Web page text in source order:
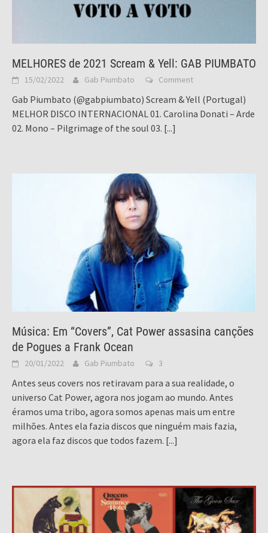
MELHORES de 2021 Scream & Yell: GAB PIUMBATO
15/02/2022 Gab Piumbato Comment
Gab Piumbato (@gabpiumbato) Scream & Yell (Portugal)
MELHOR DISCO INTERNACIONAL 01. Carolina Donati – Arde
02. Mono – Pilgrimage of the soul 03. [...]
Música: Em “Covers”, Cat Power assasina canções
de Pogues a Frank Ocean
20/01/2022 Gab Piumbato 3
Antes seus covers nos retiravam para a sua realidade, o
universo Cat Power, agora nos jogam ao mundo. Antes
éramos uma tribo, agora somos apenas mais um entre
milhões. Antes ela fazia discos que ninguém mais fazia,
agora ela faz discos que todos fazem. [...]